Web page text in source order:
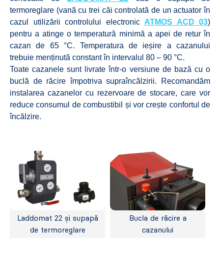
termoreglare (vană cu trei căi controlată de un actuator în
cazul utilizării controlului electronic ATMOS ACD 03)
pentru a atinge o temperatură minimă a apei de retur în
cazan de 65 °C. Temperatura de ieșire a cazanului
trebuie menținută constant în intervalul 80 – 90 °C.
Toate cazanele sunt livrate într-o versiune de bază cu o
buclă de răcire împotriva supraîncălzirii. Recomandăm
instalarea cazanelor cu rezervoare de stocare, care vor
reduce consumul de combustibil și vor crește confortul de
încălzire.
Laddomat 22 și supapă
de termoreglare
Bucla de răcire a
cazanului